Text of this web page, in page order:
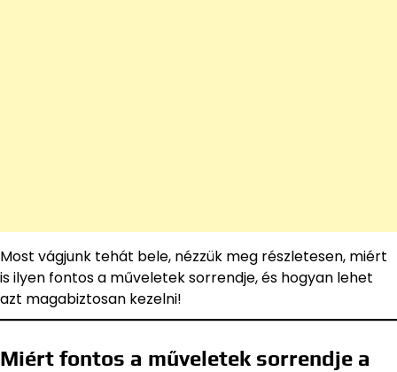
Most vágjunk tehát bele, nézzük meg részletesen, miért
is ilyen fontos a műveletek sorrendje, és hogyan lehet
azt magabiztosan kezelni!
Miért fontos a műveletek sorrendje a